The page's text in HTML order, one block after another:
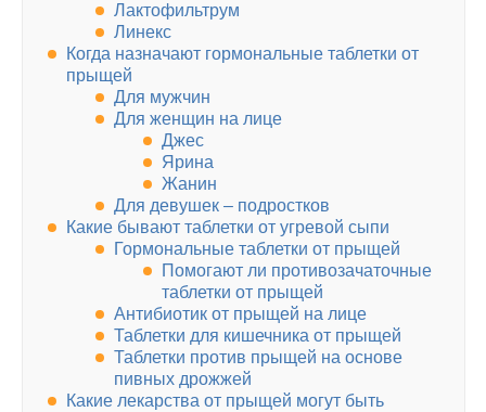
Лактофильтрум
Линекс
Когда назначают гормональные таблетки от
прыщей
Для мужчин
Для женщин на лице
Джес
Ярина
Жанин
Для девушек – подростков
Какие бывают таблетки от угревой сыпи
Гормональные таблетки от прыщей
Помогают ли противозачаточные
таблетки от прыщей
Антибиотик от прыщей на лице
Таблетки для кишечника от прыщей
Таблетки против прыщей на основе
пивных дрожжей
Какие лекарства от прыщей могут быть